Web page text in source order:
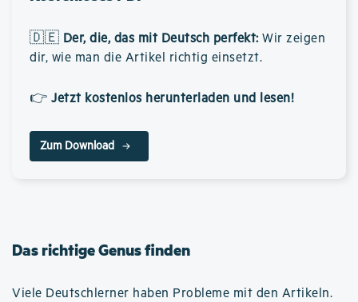
🇩🇪 Der, die, das mit Deutsch perfekt: Wir zeigen
dir, wie man die Artikel richtig einsetzt.
👉 Jetzt kostenlos herunterladen und lesen!
Zum Download
Das richtige Genus finden
Viele Deutschlerner haben Probleme mit den Artikeln.